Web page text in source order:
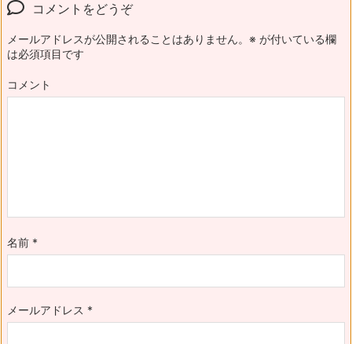
コメントをどうぞ
メールアドレスが公開されることはありません。 ※ が付いている欄
は必須項目です
コメント
名前 *
メールアドレス *